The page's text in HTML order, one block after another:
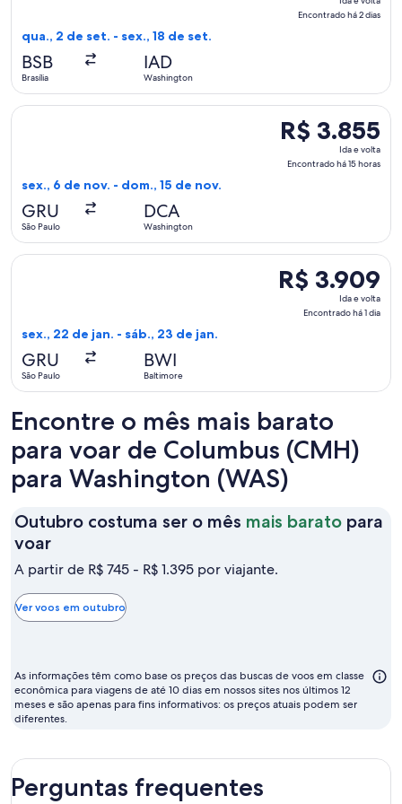
dias
Encontrado há 2 dias
qua., 2 de set. - sex., 18 de set.
BSB
Brasília
IAD
Washington
R$ 3.855
Ida
horas
R$ 3.855
Ida e volta
Encontrado há 15 horas
sex., 6 de nov. - dom., 15 de nov.
GRU
São Paulo
DCA
Washington
Selecionar o voo da Air Canada, que sai em sex., 6 de nov.
R$ 3.909
Ida
R$ 3.909
Ida e volta
Encontrado há 1 dia
sex., 22 de jan. - sáb., 23 de jan.
GRU
São Paulo
BWI
Baltimore
Selecionar o voo da Delta, que sai em sex., 22 de jan. de
Encontre o mês mais barato
para voar de Columbus (CMH)
para Washington (WAS)
Outubro costuma ser o mês mais barato para
voarOutubro
costuma
o
mês
barato
para
voar
A partir de R$ 745 - R$ 1.395 por viajante.
Ver voos em outubro
As informações têm como base os preços das buscas de voos em classe
econômica para viagens de até 10 dias em nossos sites nos últimos 12
meses e são apenas para fins informativos: os preços atuais podem ser
diferentes.
Perguntas frequentes